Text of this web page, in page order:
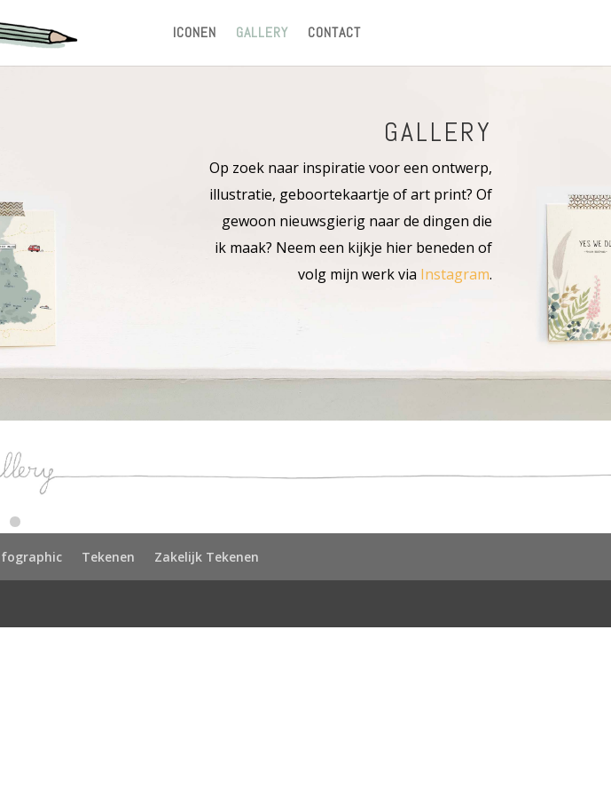
ICONEN GALLERY CONTACT
GALLERY
Op zoek naar inspiratie voor een ontwerp,
illustratie, geboortekaartje of art print? Of
gewoon nieuwsgierig naar de dingen die
ik maak? Neem een kijkje hier beneden of
volg mijn werk via Instagram.
Tekenen Zakelijk Tekenen